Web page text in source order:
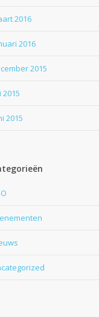
2016
2016
2015
2015
2015